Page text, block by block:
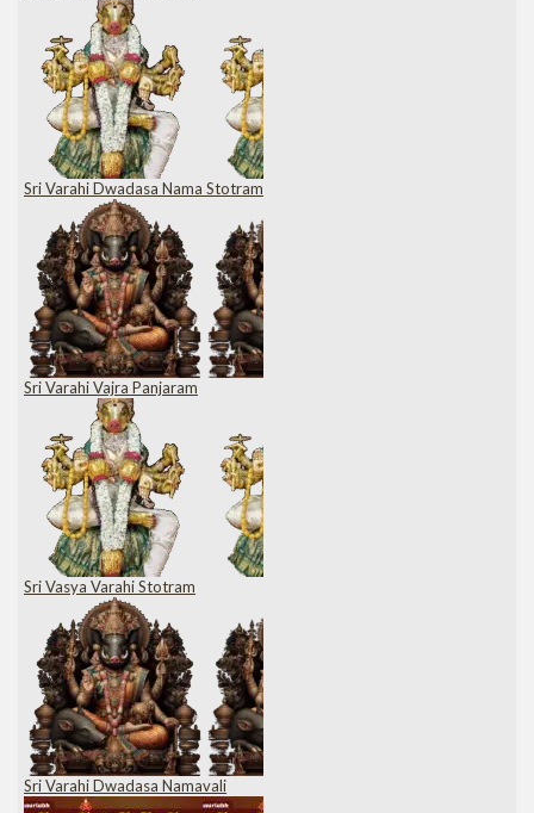
Sri Varahi Dwadasa Nama Stotram
Sri Varahi Vajra Panjaram
Sri Vasya Varahi Stotram
Sri Varahi Dwadasa Namavali